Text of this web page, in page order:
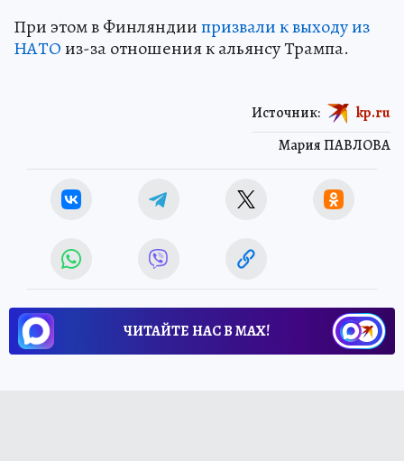
При этом в Финляндиипризвали к выходу из
НАТОиз-за отношения к альянсу Трампа.
Мария ПАВЛОВА
Источник: kp.ru
ЧИТАЙТЕ НАС В МАХ!